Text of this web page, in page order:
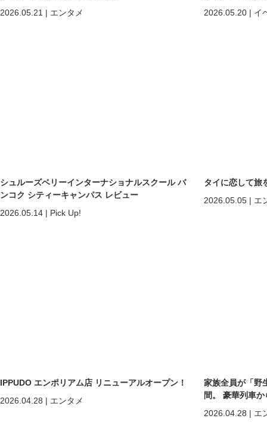
2026.05.21 | エンタメ 2026.05.20 | イ
シュルーズベリーインターナショナルスクール バ
ンコク シティーキャンパス レビュー
2026.05.14 | Pick Up!
タイに恋して旅
2026.05.05 | エ
IPPUDO エンポリアム店 リニューアルオープン！
2026.04.28 | エンタメ
家族全員が「野
間。 豪華列車
2026.04.28 | エ